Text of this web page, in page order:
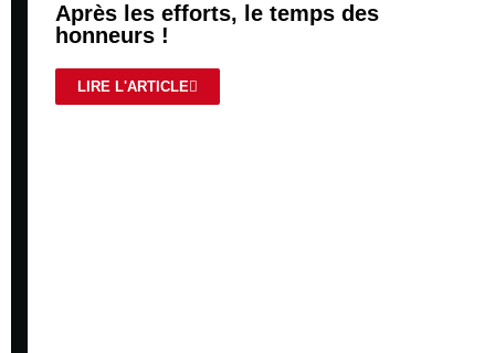
Après les efforts, le temps des
honneurs !
LIRE L'ARTICLE